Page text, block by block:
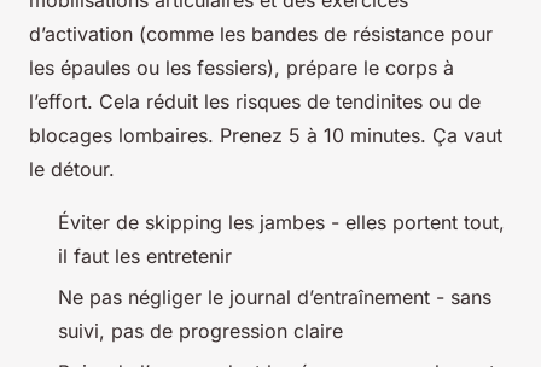
d’activation (comme les bandes de résistance pour
les épaules ou les fessiers), prépare le corps à
l’effort. Cela réduit les risques de tendinites ou de
blocages lombaires. Prenez 5 à 10 minutes. Ça vaut
le détour.
Éviter de skipping les jambes - elles portent tout,
il faut les entretenir
Ne pas négliger le journal d’entraînement - sans
suivi, pas de progression claire